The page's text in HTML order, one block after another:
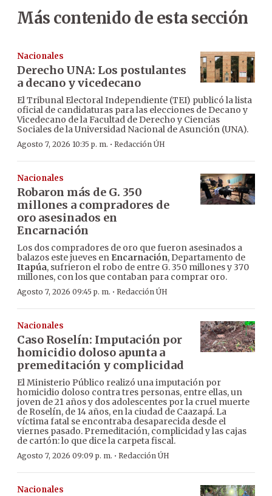
Más contenido de esta sección
Nacionales
Derecho UNA: Los postulantes
a decano y vicedecano
El Tribunal Electoral Independiente (TEI) publicó la lista
oficial de candidaturas para las elecciones de Decano y
Vicedecano de la Facultad de Derecho y Ciencias
Sociales de la Universidad Nacional de Asunción (UNA).
Agosto 7, 2026 10:35 p. m. · Redacción ÚH
Nacionales
Robaron más de G. 350
millones a compradores de
oro asesinados en
Encarnación
Los dos compradores de oro que fueron asesinados a
balazos este jueves en Encarnación, Departamento de
Itapúa, sufrieron el robo de entre G. 350 millones y 370
millones, con los que contaban para comprar oro.
Agosto 7, 2026 09:45 p. m. · Redacción ÚH
Nacionales
Caso Roselín: Imputación por
homicidio doloso apunta a
premeditación y complicidad
El Ministerio Público realizó una imputación por
homicidio doloso contra tres personas, entre ellas, un
joven de 21 años y dos adolescentes por la cruel muerte
de Roselín, de 14 años, en la ciudad de Caazapá. La
víctima fatal se encontraba desaparecida desde el
viernes pasado. Premeditación, complicidad y las cajas
de cartón: lo que dice la carpeta fiscal.
Agosto 7, 2026 09:09 p. m. · Redacción ÚH
Nacionales